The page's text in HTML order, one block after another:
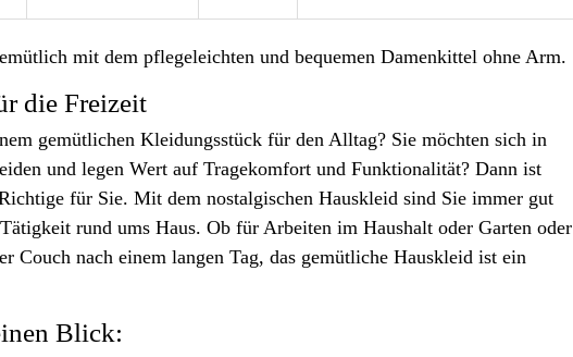
mit dem pflegeleichten und bequemen Damenkittel ohne Arm.
die Freizeit
gemütlichen Kleidungsstück für den Alltag? Sie möchten sich in
und legen Wert auf Tragekomfort und Funktionalität? Dann ist
für Sie. Mit dem nostalgischen Hauskleid sind Sie immer gut
rund ums Haus. Ob für Arbeiten im Haushalt oder Garten oder
Couch nach einem langen Tag, das gemütliche Hauskleid ist ein
Blick: